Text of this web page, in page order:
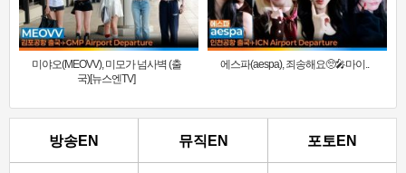
미야오(MEOVV), 미모가 넘사벽 (출
국)[뉴스엔TV]
에스파(aespa), 죄송해요🥺🎤마이..
방송EN 뮤직EN 포토EN